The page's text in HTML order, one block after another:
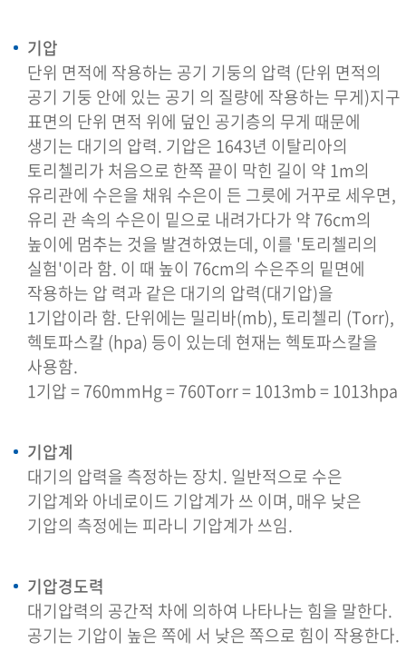
기압
단위 면적에 작용하는 공기 기둥의 압력 (단위 면적의
공기 기둥 안에 있는 공기 의 질량에 작용하는 무게)지구
표면의 단위 면적 위에 덮인 공기층의 무게 때문에
생기는 대기의 압력. 기압은 1643년 이탈리아의
토리첼리가 처음으로 한쪽 끝이 막힌 길이 약 1m의
유리관에 수은을 채워 수은이 든 그릇에 거꾸로 세우면,
유리 관 속의 수은이 밑으로 내려가다가 약 76cm의
높이에 멈추는 것을 발견하였는데, 이를 '토리첼리의
실험'이라 함. 이 때 높이 76cm의 수은주의 밑면에
작용하는 압 력과 같은 대기의 압력(대기압)을
1기압이라 함. 단위에는 밀리바(mb), 토리첼리 (Torr),
헥토파스칼 (hpa) 등이 있는데 현재는 헥토파스칼을
사용함.
1기압 = 760mmHg = 760Torr = 1013mb = 1013hpa
기압계
대기의 압력을 측정하는 장치. 일반적으로 수은
기압계와 아네로이드 기압계가 쓰 이며, 매우 낮은
기압의 측정에는 피라니 기압계가 쓰임.
기압경도력
대기압력의 공간적 차에 의하여 나타나는 힘을 말한다.
공기는 기압이 높은 쪽에 서 낮은 쪽으로 힘이 작용한다.